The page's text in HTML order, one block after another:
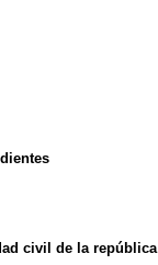
civil de la república